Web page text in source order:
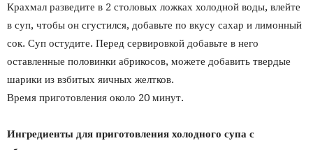
Крахмал разведите в 2 столовых ложках холодной воды, влейте
в суп, чтобы он сгустился, добавьте по вкусу сахар и лимонный
сок. Суп остудите. Перед сервировкой добавьте в него
оставленные половинки абрикосов, можете добавить твердые
шарики из взбитых яичных желтков.
Время приготовления около 20 минут.
Ингредиенты для приготовления холодного супа с